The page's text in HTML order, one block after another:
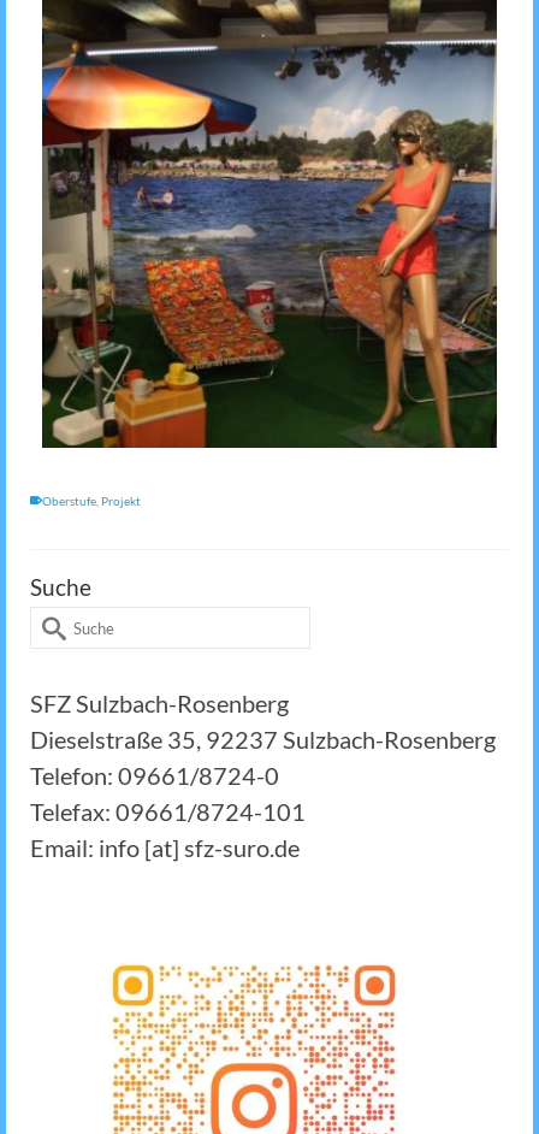
Oberstufe Projekt
Suche
Suche
SFZ Sulzbach-Rosenberg
Dieselstraße 35, 92237 Sulzbach-Rosenberg
Telefon: 09661/8724-0
Telefax: 09661/8724-101
Email: info [at] sfz-suro.de